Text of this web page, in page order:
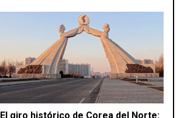
El giro histórico de Corea del Norte: